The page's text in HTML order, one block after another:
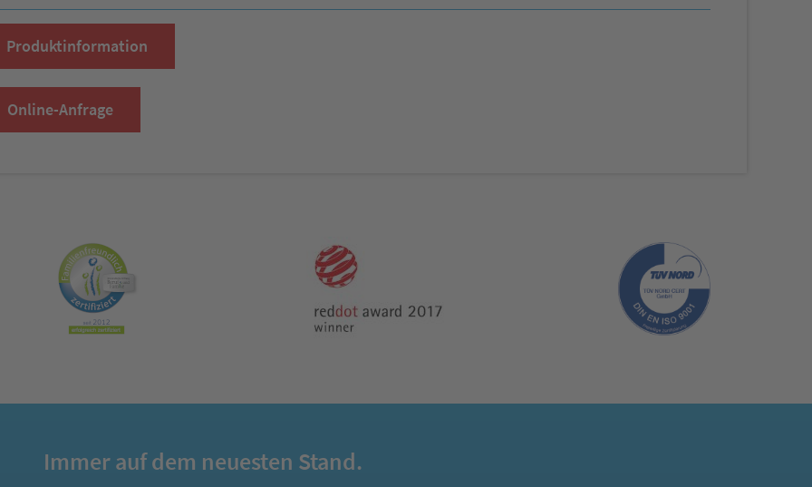
Produktinformation
Online-Anfrage
Immer auf dem neuesten Stand.